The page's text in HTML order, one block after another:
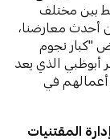
بين مختلف
أحدث معارضنا،
"كبار نجوم
2022" في اللوفر أبوظبي الذي يعد
في
المقتنيات